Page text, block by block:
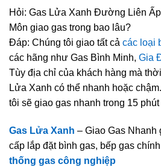
Hỏi: Gas Lửa Xanh Đường Liên
Môn giao gas trong bao lâu?
Đáp: Chúng tôi giao tất cả các loại
các hãng như Gas Bình Minh, Gia
Tùy địa chỉ của khách hàng mà
Lửa Xanh có thể nhanh hoặc
tôi sẽ giao gas nhanh trong 15 phút
Gas Lửa Xanh – Giao Gas Nhanh
cấp lắp đặt bình gas, bếp gas
thống gas công nghiệp